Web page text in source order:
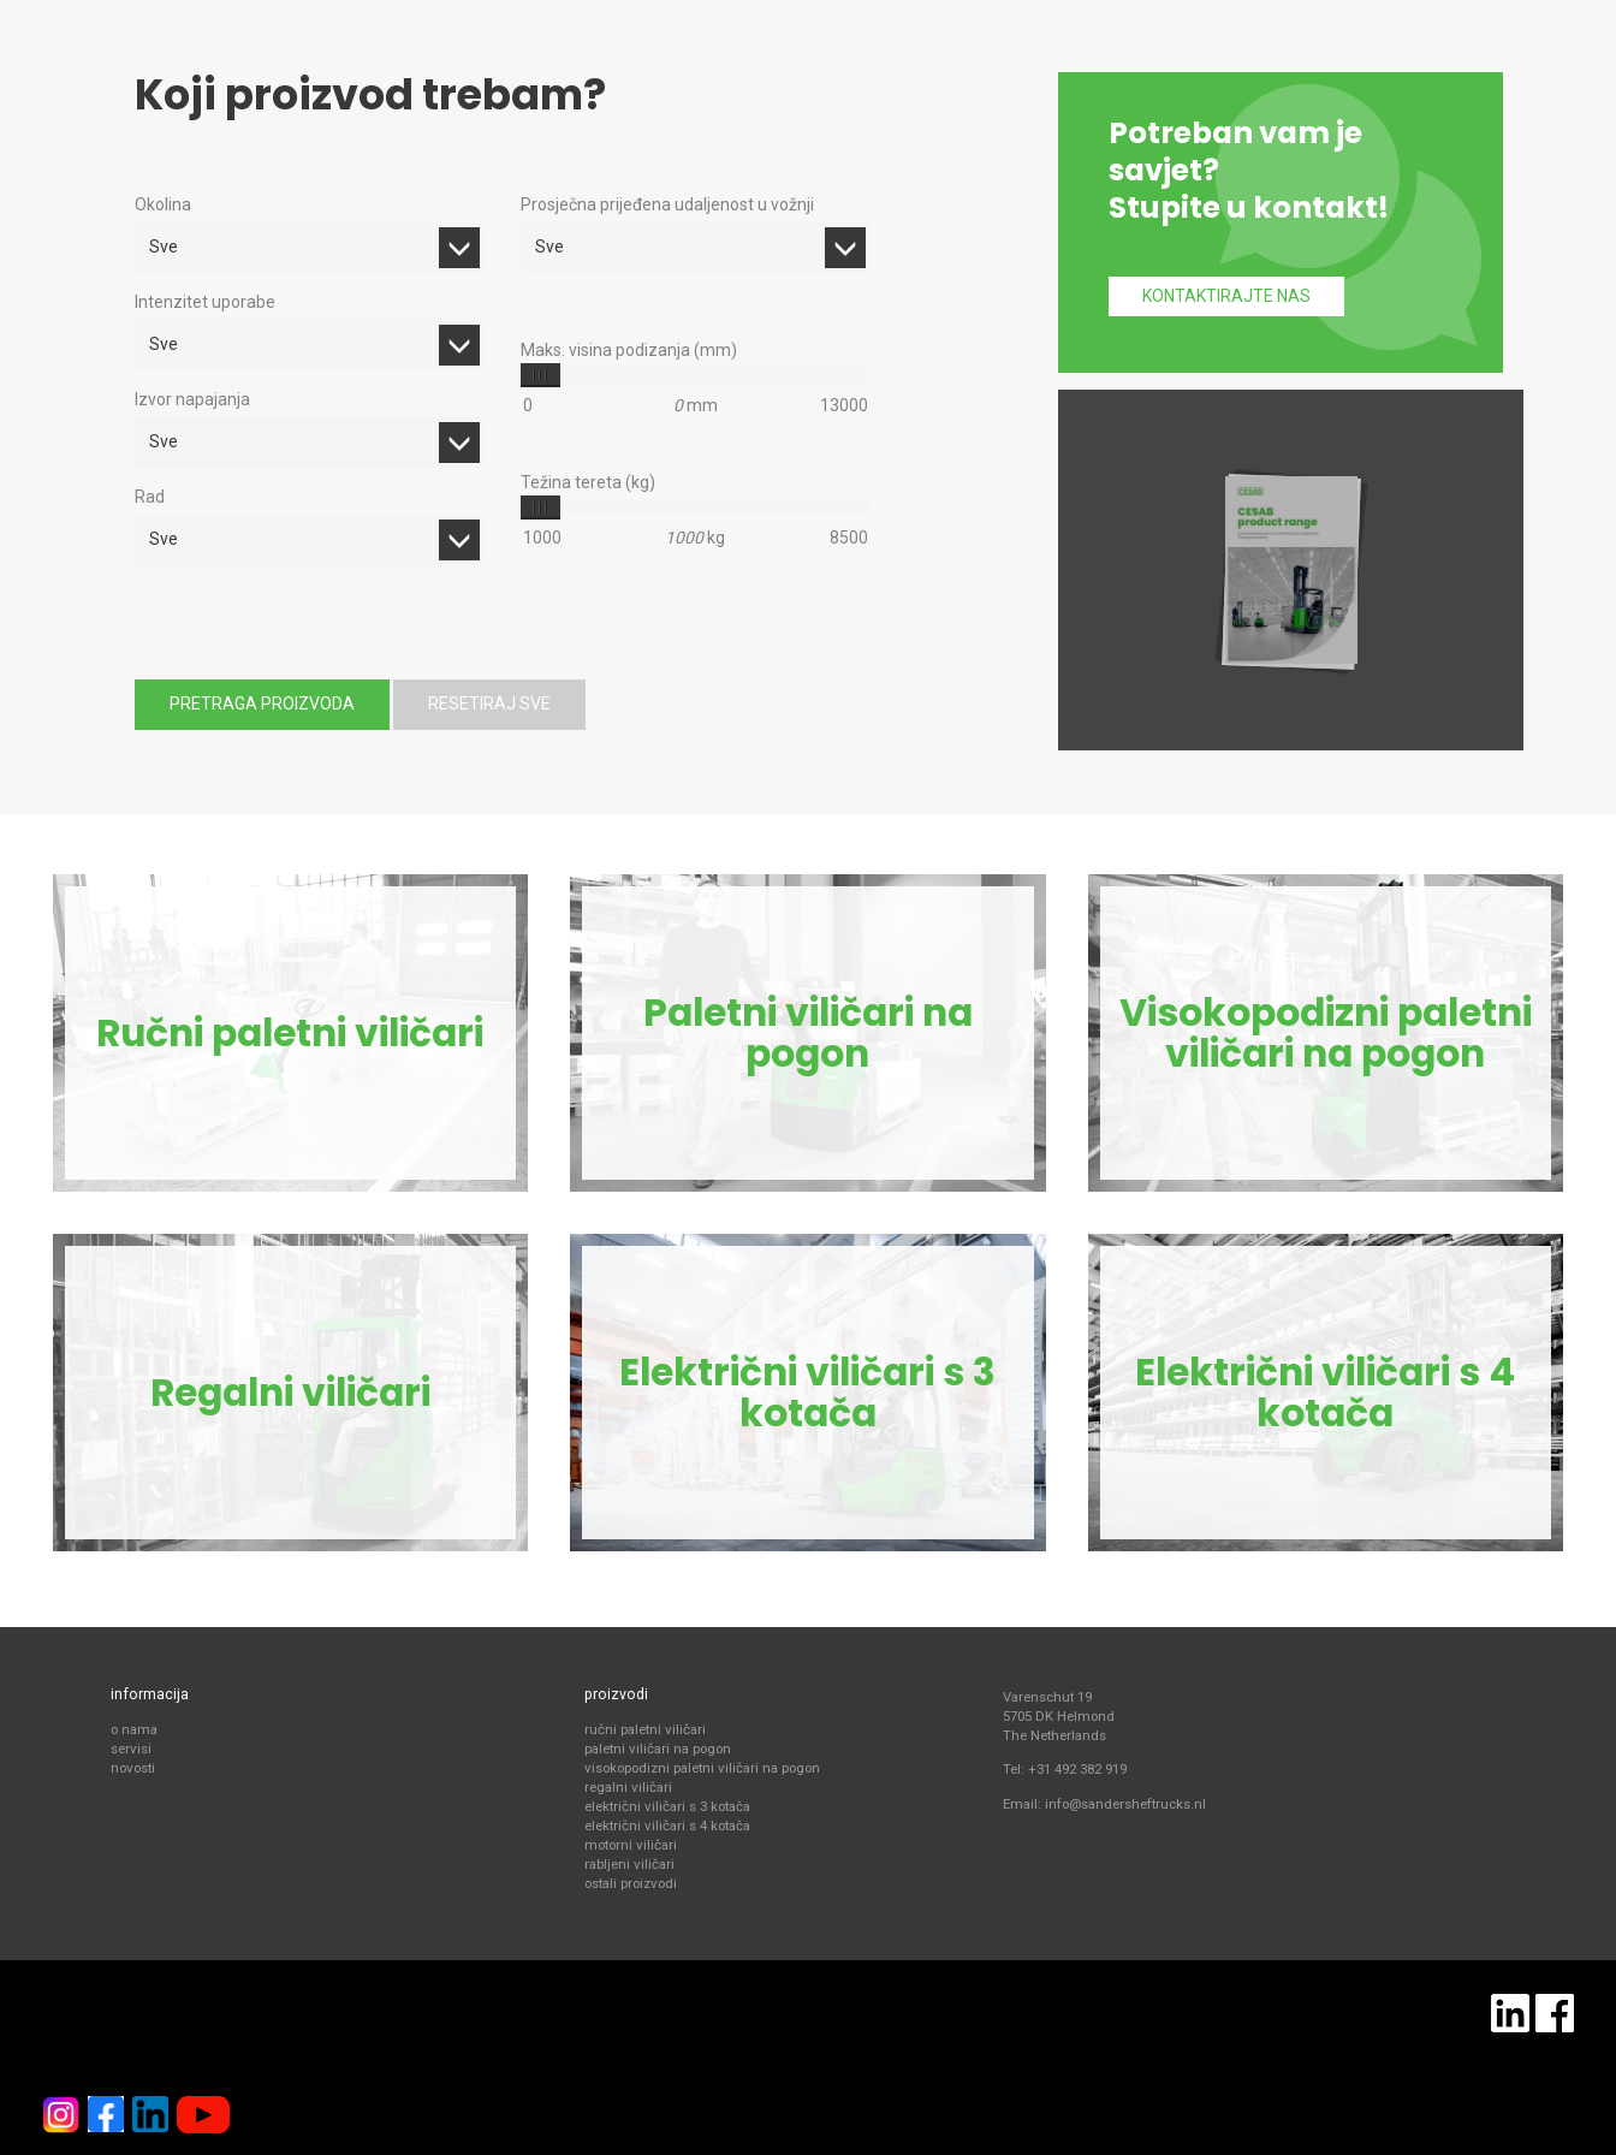
Koji proizvod trebam?
Okolina
Sve
Intenzitet uporabe
Sve
Izvor napajanja
Sve
Rad
Sve
Prosječna prijeđena udaljenost u vožnji
Sve
Maks. visina podizanja (mm)
0 0mm 13000
Težina tereta (kg)
1000 1000kg 8500
PRETRAGA PROIZVODA RESETIRAJ SVE
Potreban vam je
savjet?
Stupite u kontakt!
KONTAKTIRAJTE NAS
Ručni paletni viličari Paletni viličari na
pogon
Visokopodizni paletni
viličari na pogon
Regalni viličari Električni viličari s 3
kotača
Električni viličari s 4
kotača
informacija
o nama
servisi
novosti
proizvodi
ručni paletni viličari
paletni viličari na pogon
visokopodizni paletni viličari na pogon
regalni viličari
električni viličari s 3 kotača
električni viličari s 4 kotača
motorni viličari
rabljeni viličari
ostali proizvodi
Varenschut 19
5705 DK Helmond
The Netherlands
Tel:+31 492 382 919
Email: info@sandersheftrucks.nl